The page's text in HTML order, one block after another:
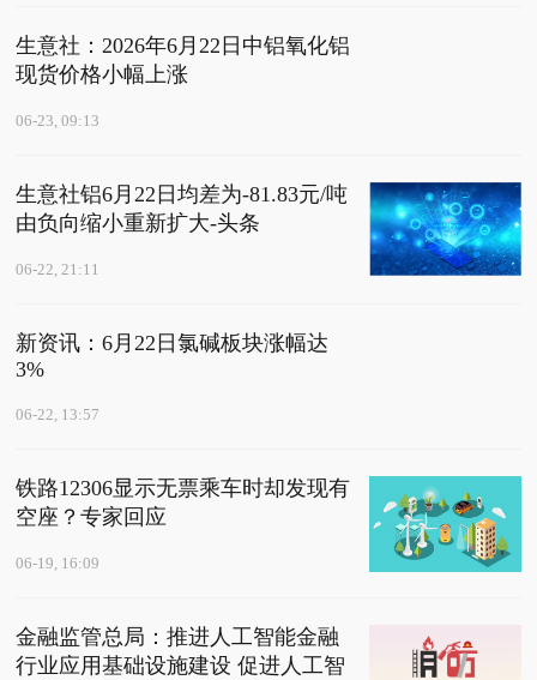
生意社：2026年6月22日中铝氧化铝
现货价格小幅上涨
06-23, 09:13
生意社铝6月22日均差为-81.83元/吨
由负向缩小重新扩大-头条
06-22, 21:11
新资讯：6月22日氯碱板块涨幅达
3%
06-22, 13:57
铁路12306显示无票乘车时却发现有
空座？专家回应
06-19, 16:09
金融监管总局：推进人工智能金融
行业应用基础设施建设 促进人工智